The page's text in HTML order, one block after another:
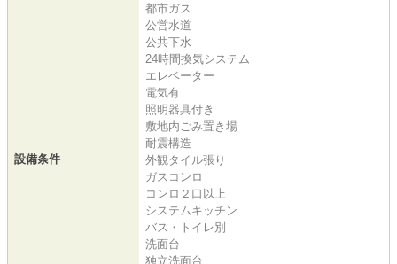
設備条件
都市ガス
公営水道
公共下水
24時間換気システム
エレベーター
電気有
照明器具付き
敷地内ごみ置き場
耐震構造
外観タイル張り
ガスコンロ
コンロ２口以上
システムキッチン
バス・トイレ別
洗面台
独立洗面台